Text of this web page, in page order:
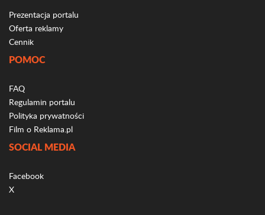
Prezentacja portalu
Oferta reklamy
Cennik
POMOC
FAQ
Regulamin portalu
Polityka prywatności
Film o Reklama.pl
SOCIAL MEDIA
Facebook
X